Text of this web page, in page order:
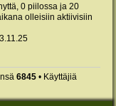
0 piilossa ja 20
olleisiin aktiivisiin
6845 • Käyttäjiä